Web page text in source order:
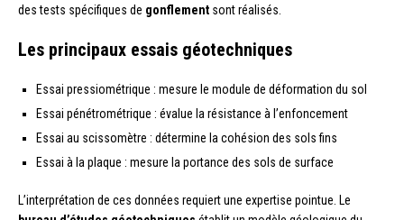
des tests spécifiques de gonflement sont réalisés.
Les principaux essais géotechniques
Essai pressiométrique : mesure le module de déformation du sol
Essai pénétrométrique : évalue la résistance à l’enfoncement
Essai au scissomètre : détermine la cohésion des sols fins
Essai à la plaque : mesure la portance des sols de surface
L’interprétation de ces données requiert une expertise pointue. Le